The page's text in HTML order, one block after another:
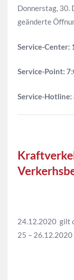
Donnerstag, 30.
geänderte
Service-Center:
Service-Point:
Service-
24.12.2020 gilt
25 –